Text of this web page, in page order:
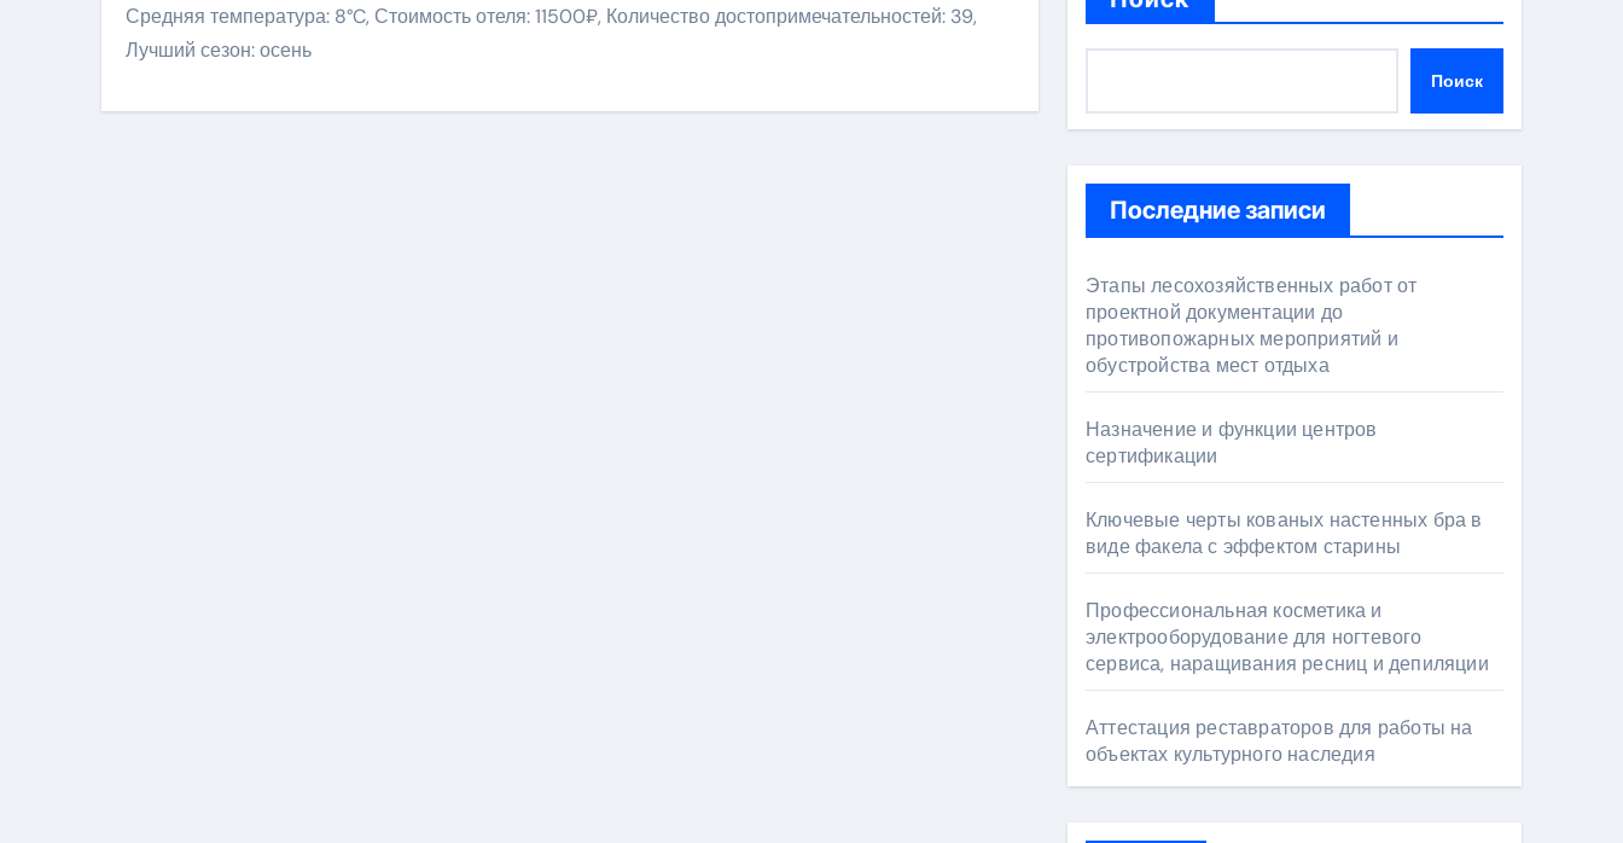
Средняя температура: 8°C, Стоимость отеля: 11500₽, Количество достопримечательностей: 39,
Лучший сезон: осень
Поиск
Последние записи
Этапы лесохозяйственных работ от
проектной документации до
противопожарных мероприятий и
обустройства мест отдыха
Назначение и функции центров
сертификации
Ключевые черты кованых настенных бра в
виде факела с эффектом старины
Профессиональная косметика и
электрооборудование для ногтевого
сервиса, наращивания ресниц и депиляции
Аттестация реставраторов для работы на
объектах культурного наследия